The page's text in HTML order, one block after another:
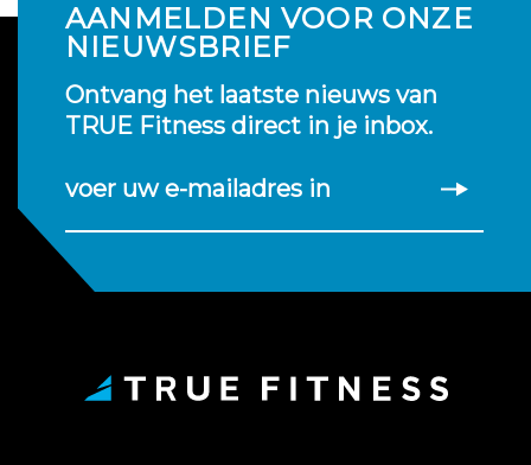
AANMELDEN VOOR ONZE
NIEUWSBRIEF
Ontvang het laatste nieuws van
TRUE Fitness direct in je inbox.
voer uw e-mailadres in